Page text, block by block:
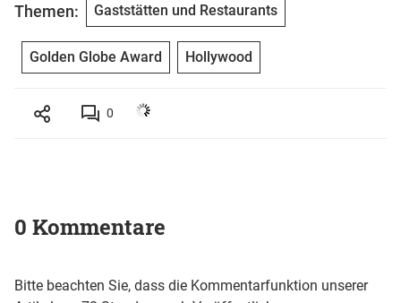
Themen: Gaststätten und Restaurants
Golden Globe Award Hollywood
0
0 Kommentare
Bitte beachten Sie, dass die Kommentarfunktion unserer